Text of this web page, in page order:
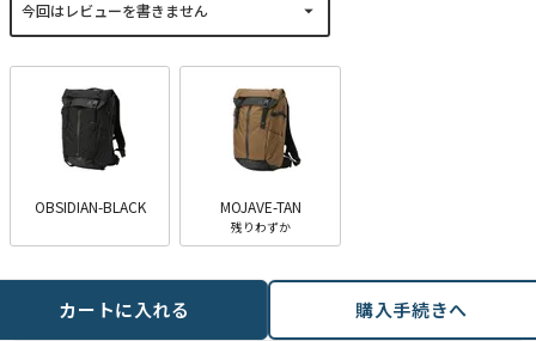
OBSIDIAN-BLACK MOJAVE-TAN
残りわずか
カートに入れる 購入手続きへ